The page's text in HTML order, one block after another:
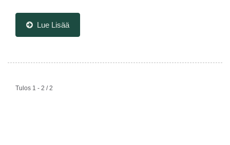
Lue Lisää
Tulos 1 - 2 / 2